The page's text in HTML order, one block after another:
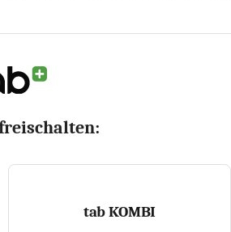
tab KOMBI